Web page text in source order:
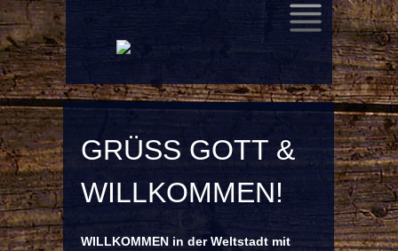
SKIP
TO
GRÜSS GOTT & W
ILLKOMMEN!
WILLKOMMEN in der Weltstadt mit